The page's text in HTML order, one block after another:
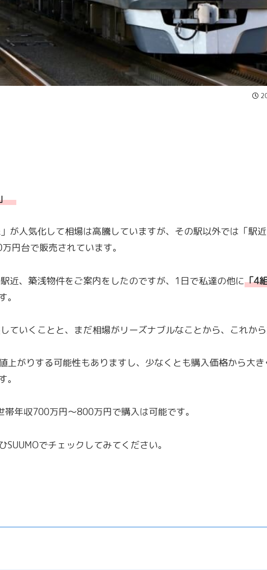
」
が人気化して相場は高騰していますが、その駅以外では「駅
円台で販売されています。
近、築浅物件をご案内をしたのですが、1日で私達の他に「4
ていくことと、まだ相場がリーズナブルなことから、これか
上がりする可能性もありますし、少なくとも購入価格から大き
年収700万円〜800万円で購入は可能です。
でチェックしてみてください。